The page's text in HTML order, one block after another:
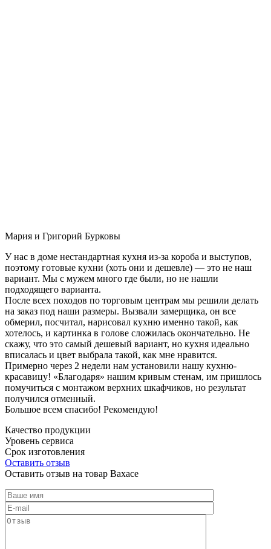
Мария и Григорий Бурковы
У нас в доме нестандартная кухня из-за короба и выступов,
поэтому готовые кухни (хоть они и дешевле) — это не наш
вариант. Мы с мужем много где были, но не нашли
подходящего варианта.
После всех походов по торговым центрам мы решили делать
на заказ под наши размеры. Вызвали замерщика, он все
обмерил, посчитал, нарисовал кухню именно такой, как
хотелось, и картинка в голове сложилась окончательно. Не
скажу, что это самый дешевый вариант, но кухня идеально
вписалась и цвет выбрала такой, как мне нравится.
Примерно через 2 недели нам установили нашу кухню-
красавицу! «Благодаря» нашим кривым стенам, им пришлось
помучиться с монтажом верхних шкафчиков, но результат
получился отменный.
Большое всем спасибо! Рекомендую!
Качество продукции
Уровень сервиса
Срок изготовления
Оставить отзыв
Оставить отзыв на товар Вахасе